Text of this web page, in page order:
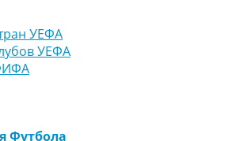
УЕФА
УЕФА
Футбола